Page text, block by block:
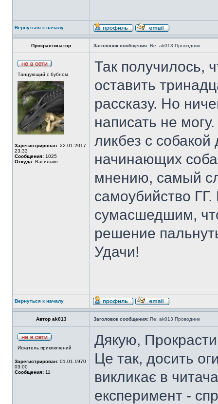
Вернуться к началу
Прокрастинатор Заголовок сообщения: Re: ak013 Проводник
Танцующий с бубном
Зарегистрирован: 22.01.2017
23:33
Сообщения: 1025
Откуда: Васильків
Так получилось,
оставить
рассказу. Но
написать не
ликбез с
начинающих
мнению, самый
самоубийство
сумасшедшим,
решение
Удачи!
Вернуться к началу
Автор ak013 Заголовок сообщения: Re: ak013 Проводник
Искатель приключений
Зарегистрирован: 01.01.1970
03:00
Сообщения: 11
Дякую,
Це так, досить
викликає в
експеримент -